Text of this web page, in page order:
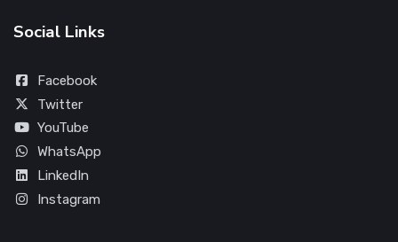
Social Links
Facebook
Twitter
YouTube
WhatsApp
LinkedIn
Instagram